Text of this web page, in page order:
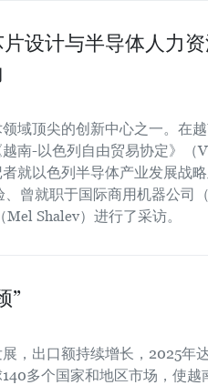
设计与半导体人力
域顶尖的创新中心之一。在
南-以色列自由贸易协定》（
就以色列半导体产业发展战
曾就职于国际商用机器公司
Shalev）进行了采访。
”
，出口额持续增长，2025年
多个国家和地区市场，使越